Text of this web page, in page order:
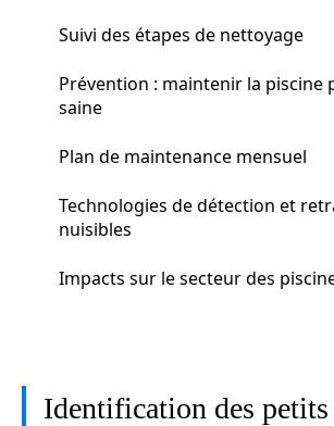
Suivi des étapes de nettoyage
Prévention : maintenir la piscine
saine
Plan de maintenance mensuel
Technologies de détection et
nuisibles
Impacts sur le secteur des
Identification des petits